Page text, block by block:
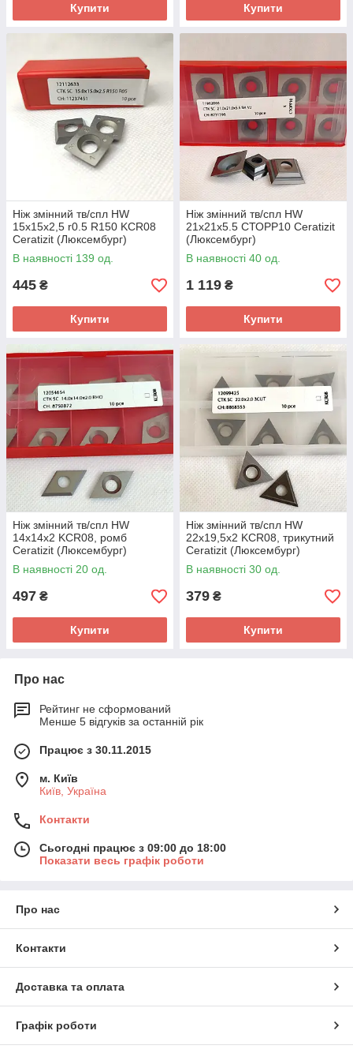
Купити Купити
Ніж змінний тв/спл HW
15х15х2,5 r0.5 R150 KCR08
Ceratizit (Люксембург)
В наявності 139 од.
445 ₴
Купити
Ніж змінний тв/спл HW
21х21х5.5 СТОРР10 Ceratizit
(Люксембург)
В наявності 40 од.
1 119 ₴
Купити
Ніж змінний тв/спл HW
14х14х2 KCR08, ромб
Ceratizit (Люксембург)
В наявності 20 од.
497 ₴
Купити
Ніж змінний тв/спл HW
22х19,5х2 KCR08, трикутний
Ceratizit (Люксембург)
В наявності 30 од.
379 ₴
Купити
Про нас
Рейтинг не сформований
Менше 5 відгуків за останній рік
Працює з 30.11.2015
м. Київ
Київ, Україна
Контакти
Сьогодні працює з 09:00 до 18:00
Показати весь графік роботи
Про нас
Контакти
Доставка та оплата
Графік роботи